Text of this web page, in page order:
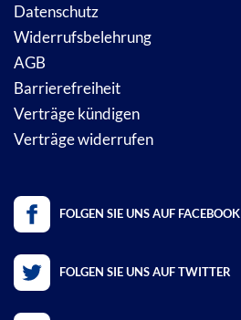
Datenschutz
Widerrufsbelehrung
AGB
Barrierefreiheit
Verträge kündigen
Verträge widerrufen
FOLGEN SIE UNS AUF FACEBOOK
FOLGEN SIE UNS AUF TWITTER